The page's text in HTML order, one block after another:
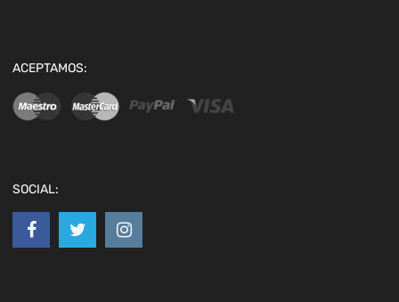
ACEPTAMOS:
SOCIAL: